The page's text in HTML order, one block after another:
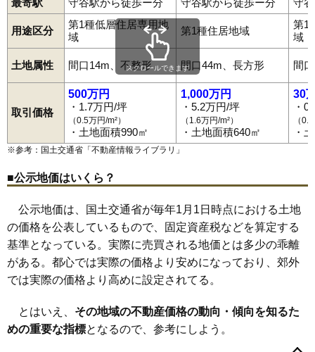
用途区分
第1種低層住居専用地
域
第1種住居地域
第1
域
土地属性 間口14m、不整形 間口44m、長方形 間
取引価格
500万円
・1.7万円/坪
（0.5万円/m²）
・土地面積990㎡
1,000万円
・5.2万円/坪
（1.6万円/m²）
・土地面積640㎡
30
・
（
・
スクロールできます
※参考：国土交通省「不動産情報ライブラリ 」
■公示地価はいくら？
公示地価は、国土交通省が毎年1月1日時点における土地
の価格を公表しているもので、固定資産税などを算定する
基準となっている。実際に売買される地価とは多少の乖離
がある。都心では実際の価格より安めになっており、郊外
では実際の価格より高めに設定されてる。
とはいえ、 その地域の不動産価格の動向・傾向を知るた
めの重要な指標となるので、参考にしよう。